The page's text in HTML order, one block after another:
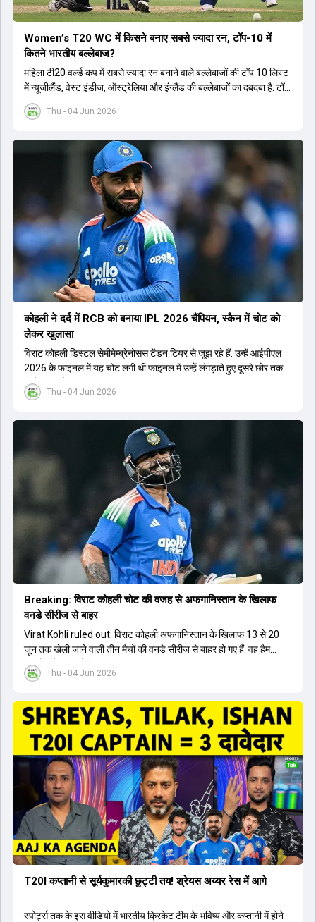
Thu - 04 Jun 2026
Women’s T20 WC में किसने बनाए सबसे ज्यादा रन, टॉप-10 में
कितने भारतीय बल्लेबाज?
महिला टी20 वर्ल्ड कप में सबसे ज्यादा रन बनाने वाले बल्लेबाजों की टॉप 10 लिस्ट
में न्यूजीलैंड, वेस्ट इंडीज, ऑस्ट्रेलिया और इंग्लैंड की बल्लेबाजों का दबदबा है. टॉप
10 लिस्ट में तीन ऑस्ट्रेलियाई खिलाड़ी शामिल हैं. न्यूजीलैंड की दो और वेस्ट
इंडीज की दो खिलाड़ी भी इस लिस्ट में जगह बनाने में कामयाब रही हैं.
Thu - 04 Jun 2026
कोहली ने दर्द में RCB को बनाया IPL 2026 चैंप‍ियन, स्कैन में चोट को
लेकर खुलासा
विराट कोहली डिस्टल सेमीमेम्ब्रेनोसस टेंडन टियर से जूझ रहे हैं. उन्हें आईपीएल
2026 के फाइनल में यह चोट लगी थी.फाइनल में उन्हें लंगड़ाते हुए दूसरे छोर तक
जाते हुए भी देखा गया था.
Thu - 04 Jun 2026
Breaking: विराट कोहली चोट की वजह से अफगान‍िस्तान के ख‍िलाफ
वनडे सीरीज से बाहर
Virat Kohli ruled out: विराट कोहली अफगान‍िस्तान के ख‍िलाफ 13 से 20
जून तक खेली जाने वाली तीन मैचों की वनडे सीरीज से बाहर हो गए हैं. वह हैमस्ट्रिंग
की चोट से जूझ रहे हैं.
T20I कप्तानी से सूर्यकुमारकी छुट्टी तय! श्रेयस अय्यर रेस में आगे
स्पोर्ट्स तक के इस वीडियो में भारतीय क्रिकेट टीम के भविष्य और कप्तानी में होने